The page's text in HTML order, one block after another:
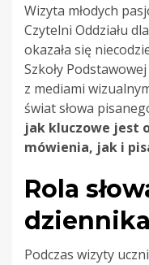
Wizyta młodych
Czytelni Oddziału
okazała się
Szkoły
z mediami
świat słowa
jak kluczowe jest
mówienia, jak i
Rola
Podczas wizyty